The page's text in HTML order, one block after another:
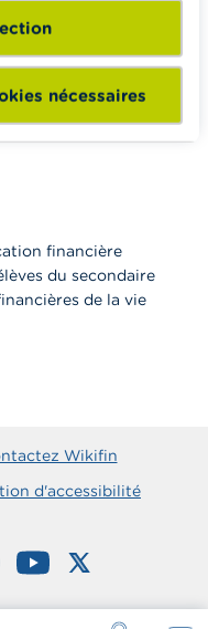
nécessaires
des
varié et des
financière et
financière
du secondaire
de la vie
Wikifin
d'accessibilité